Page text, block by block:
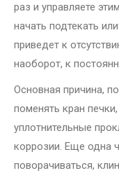
раз и управляете
начать подтекать
приведет к
наоборот, к
Основная причина,
поменять кран
уплотнительные
коррозии. Еще одна
поворачиваться,